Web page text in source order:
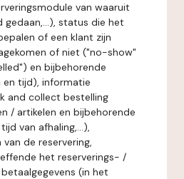
van waaruit
gedaan,...), status die het
of een klant zijn
of niet ("no-show"
en bijbehorende
tijd), informatie
and collect bestelling
/ artikelen en bijbehorende
van afhaling,...),
de reservering,
het reserverings- /
(in het